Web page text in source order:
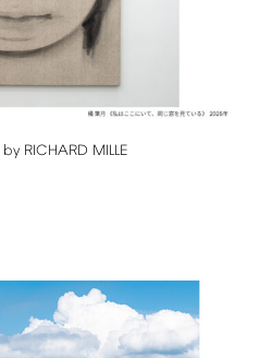
by RICHARD MILLE